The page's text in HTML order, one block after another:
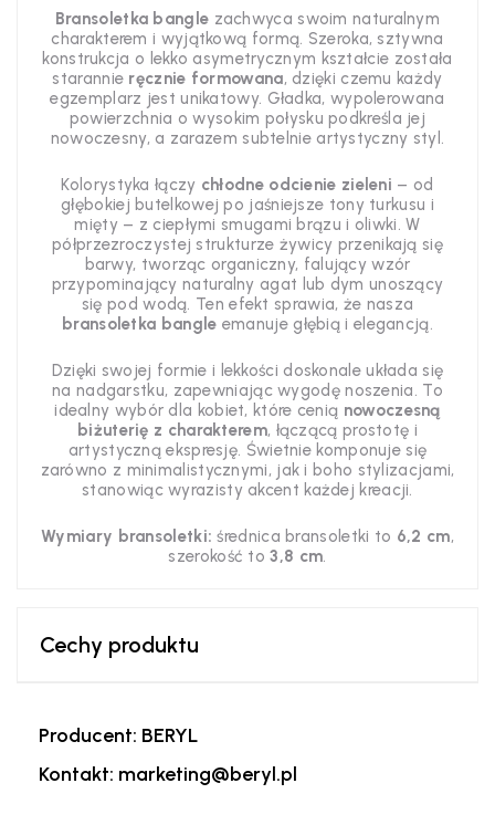
Bransoletka bangle zachwyca swoim naturalnym
charakterem i wyjątkową formą. Szeroka, sztywna
konstrukcja o lekko asymetrycznym kształcie została
starannie ręcznie formowana, dzięki czemu każdy
egzemplarz jest unikatowy. Gładka, wypolerowana
powierzchnia o wysokim połysku podkreśla jej
nowoczesny, a zarazem subtelnie artystyczny styl.
Kolorystyka łączy chłodne odcienie zieleni – od
głębokiej butelkowej po jaśniejsze tony turkusu i
mięty – z ciepłymi smugami brązu i oliwki. W
półprzezroczystej strukturze żywicy przenikają się
barwy, tworząc organiczny, falujący wzór
przypominający naturalny agat lub dym unoszący
się pod wodą. Ten efekt sprawia, że nasza
bransoletka bangle emanuje głębią i elegancją.
Dzięki swojej formie i lekkości doskonale układa się
na nadgarstku, zapewniając wygodę noszenia. To
idealny wybór dla kobiet, które cenią nowoczesną
biżuterię z charakterem, łączącą prostotę i
artystyczną ekspresję. Świetnie komponuje się
zarówno z minimalistycznymi, jak i boho stylizacjami,
stanowiąc wyrazisty akcent każdej kreacji.
Wymiary bransoletki: średnica bransoletki to 6,2 cm,
szerokość to3,8 cm
Cechy produktu
Producent: BERYL
Kontakt: marketing@beryl.pl